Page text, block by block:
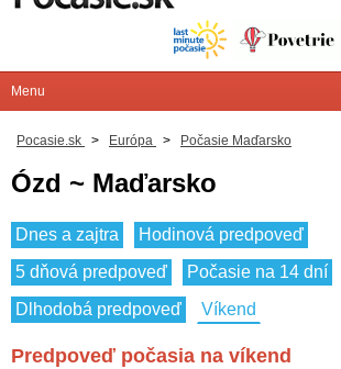
Pocasie.sk > Európa > Počasie Maďarsko
Ózd ~ Maďarsko
Dnes a zajtra
Hodinová predpoveď
5 dňová predpoveď
Počasie na 14 dní
Dlhodobá predpoveď
Víkend
Predpoveď počasia na víkend